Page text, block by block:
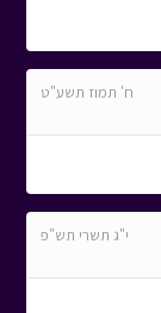
ח' תמוז תשע"ט
י"ג תשרי תש"פ